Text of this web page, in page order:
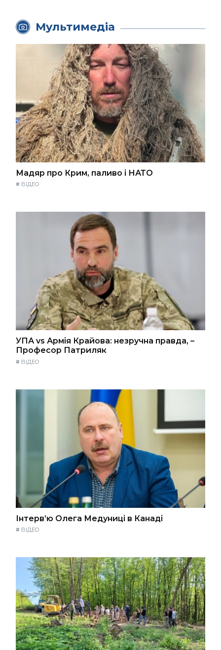
Мультимедіа
Мадяр про Крим, паливо і НАТО
# ВІДЕО
УПА vs Армія Крайова: незручна правда, –
Професор Патриляк
# ВІДЕО
Інтерв’ю Олега Медуниці в Канаді
# ВІДЕО